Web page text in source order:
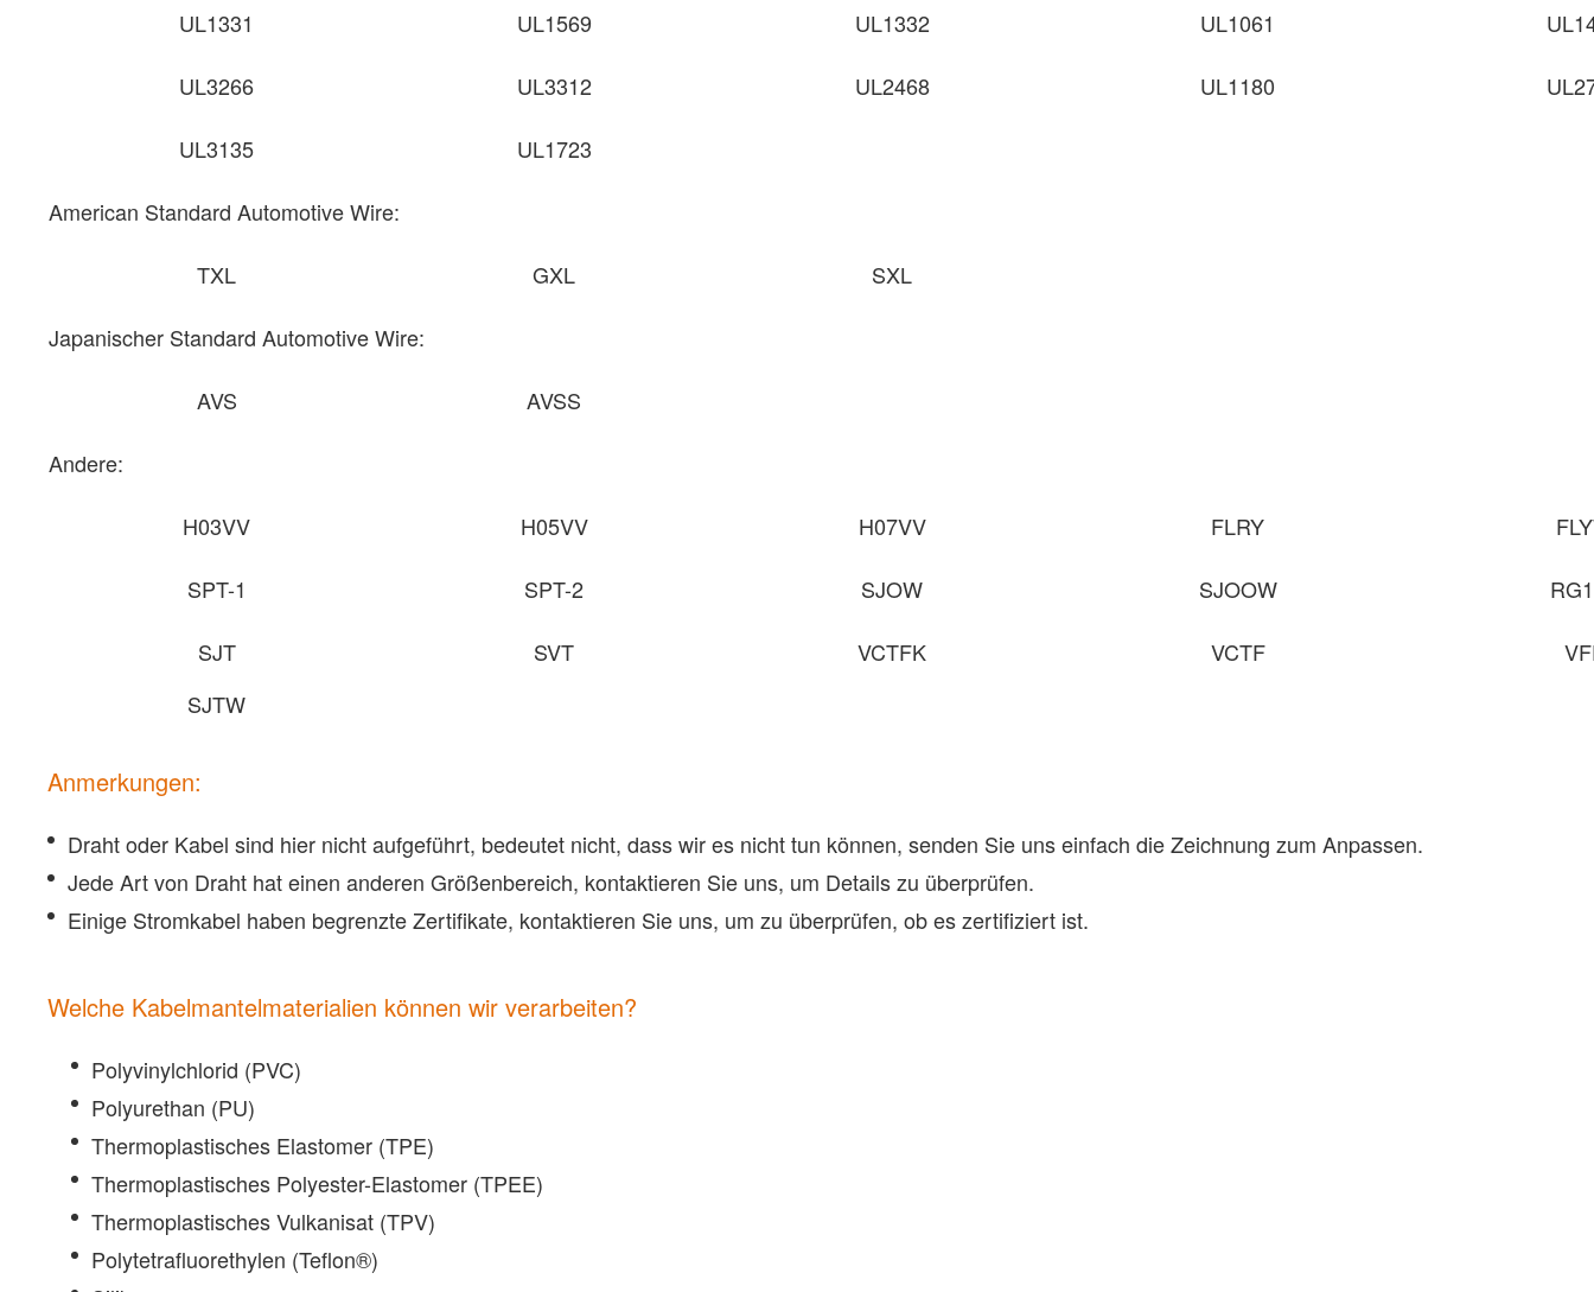
UL1331 UL1569 UL1332 UL1061
UL3266 UL3312 UL2468 UL1180
UL3135 UL1723
American Standard Automotive Wire:
TXL GXL SXL
Japanischer Standard Automotive Wire:
AVS AVSS
Andere:
H03VV H05VV H07VV FLRY
SPT-1 SPT-2 SJOW SJOOW
SJT SVT VCTFK VCTF
SJTW
Anmerkungen:
Draht oder Kabel sind hier nicht aufgeführt, bedeutet nicht, dass wir es nicht tun können, senden Sie uns einfach die Zeichnung zum Anpassen.
Jede Art von Draht hat einen anderen Größenbereich, kontaktieren Sie uns, um Details zu überprüfen.
Einige Stromkabel haben begrenzte Zertifikate, kontaktieren Sie uns, um zu überprüfen, ob es zertifiziert ist.
Welche Kabelmantelmaterialien können wir verarbeiten?
Polyvinylchlorid (PVC)
Polyurethan (PU)
Thermoplastisches Elastomer (TPE)
Thermoplastisches Polyester-Elastomer (TPEE)
Thermoplastisches Vulkanisat (TPV)
Polytetrafluorethylen (Teflon®)